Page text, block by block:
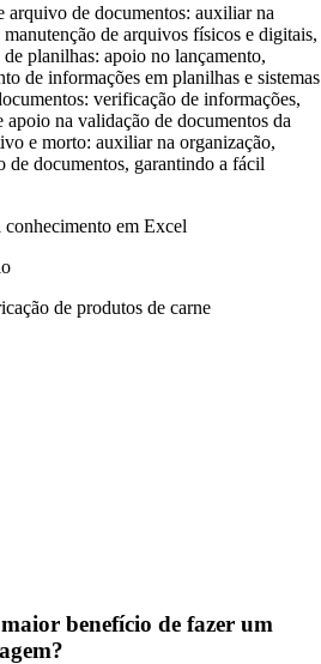
arquivo de documentos: auxiliar na
manutenção de arquivos físicos e digitais,
planilhas: apoio no lançamento,
de informações em planilhas e sistemas
verificação de informações,
apoio na validação de documentos da
e morto: auxiliar na organização,
de documentos, garantindo a fácil
conhecimento em Excel
de produtos de carne
benefício de fazer um